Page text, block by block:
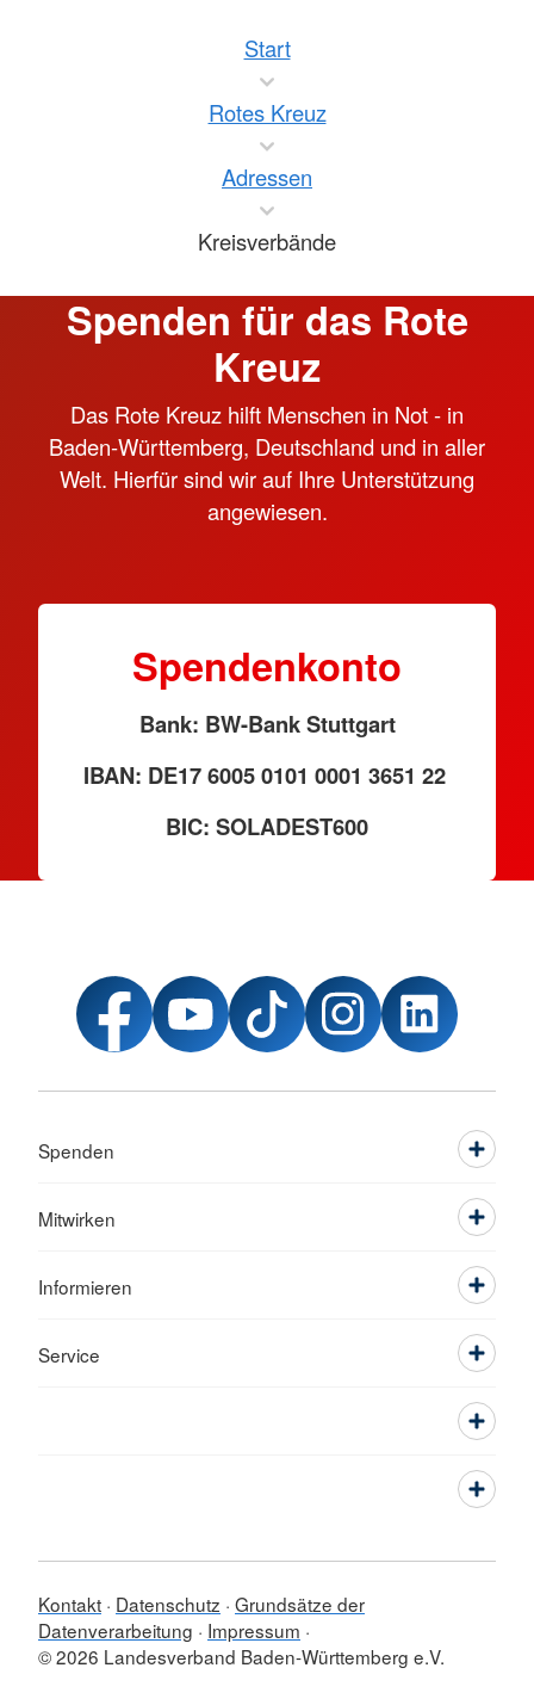
Start
Rotes Kreuz
Adressen
Kreisverbände
Spenden für das Rote
Kreuz
Das Rote Kreuz hilft Menschen in Not - in
Baden-Württemberg, Deutschland und in aller
Welt. Hierfür sind wir auf Ihre Unterstützung
angewiesen.
Spendenkonto
Bank: BW-Bank Stuttgart
IBAN: DE17 6005 0101 0001 3651 22
BIC: SOLADEST600
Spenden
Mitwirken
Informieren
Service
Kontakt Datenschutz Grundsätze der
Datenverarbeitung
Impressum
© 2026 Landesverband Baden-Württemberg e.V.